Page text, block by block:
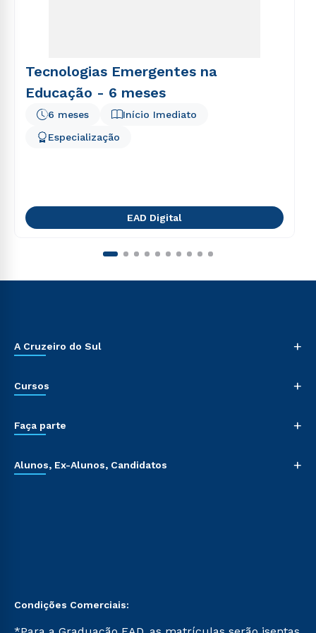
Tecnologias Emergentes na
Educação - 6 meses
Início Imediato
6 meses
Especialização
EAD Digital
A Cruzeiro do Sul +
Cursos +
Faça parte +
Alunos, Ex-Alunos, Candidatos +
Condições Comerciais: